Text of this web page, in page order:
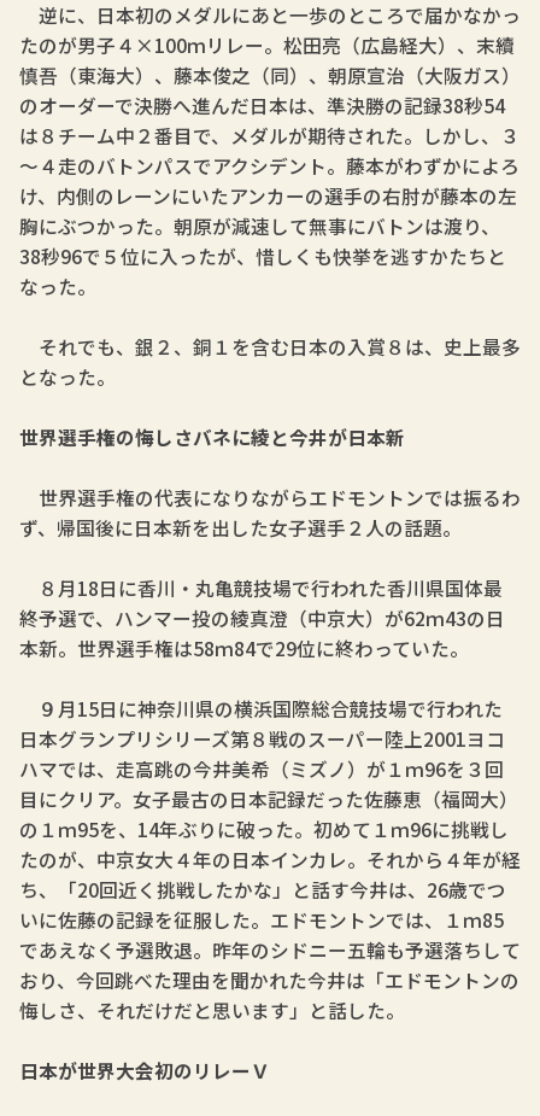
逆に、日本初のメダルにあと一歩のところで届かなかっ
たのが男子４×100ｍリレー。松田亮（広島経大）、末續
慎吾（東海大）、藤本俊之（同）、朝原宣治（大阪ガス）
のオーダーで決勝へ進んだ日本は、準決勝の記録38秒54
は８チーム中２番目で、メダルが期待された。しかし、３
～４走のバトンパスでアクシデント。藤本がわずかによろ
け、内側のレーンにいたアンカーの選手の右肘が藤本の左
胸にぶつかった。朝原が減速して無事にバトンは渡り、
38秒96で５位に入ったが、惜しくも快挙を逃すかたちと
なった。
それでも、銀２、銅１を含む日本の入賞８は、史上最多
となった。
世界選手権の悔しさバネに綾と今井が日本新
世界選手権の代表になりながらエドモントンでは振るわ
ず、帰国後に日本新を出した女子選手２人の話題。
８月18日に香川・丸亀競技場で行われた香川県国体最
終予選で、ハンマー投の綾真澄（中京大）が62ｍ43の日
本新。世界選手権は58ｍ84で29位に終わっていた。
９月15日に神奈川県の横浜国際総合競技場で行われた
日本グランプリシリーズ第８戦のスーパー陸上2001ヨコ
ハマでは、走高跳の今井美希（ミズノ）が１ｍ96を３回
目にクリア。女子最古の日本記録だった佐藤恵（福岡大）
の１ｍ95を、14年ぶりに破った。初めて１ｍ96に挑戦し
たのが、中京女大４年の日本インカレ。それから４年が経
ち、「20回近く挑戦したかな」と話す今井は、26歳でつ
いに佐藤の記録を征服した。エドモントンでは、１ｍ85
であえなく予選敗退。昨年のシドニー五輪も予選落ちして
おり、今回跳べた理由を聞かれた今井は「エドモントンの
悔しさ、それだけだと思います」と話した。
日本が世界大会初のリレーＶ